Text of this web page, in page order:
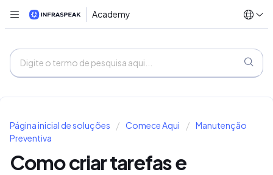
Academy
Página inicial de soluções Comece Aqui
Manutenção
Preventiva
Como criar tarefas e